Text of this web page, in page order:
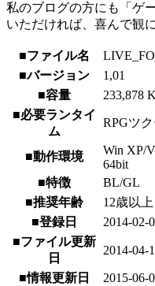
私のブログの方にも「ゲ
いただければ、喜んで観
■ファイル名
■バージョン
1,01
■容量
233,878
■必要ランタイ
ム
RPGツ
■動作環境
Win XP/
64bit
■特徴
BL/GL
■推奨年齢
12歳以
■登録日
2014-02-
■ファイル更新
日
2014-04-
■情報更新日 2015-06-